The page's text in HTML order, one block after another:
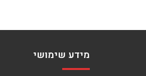
מידע שימושי